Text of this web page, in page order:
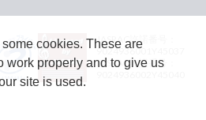
JASRAC許諾番号：
9024936001Y45037
JASRAC許諾番号：
cookies. These are
work properly and to give us
site is used.